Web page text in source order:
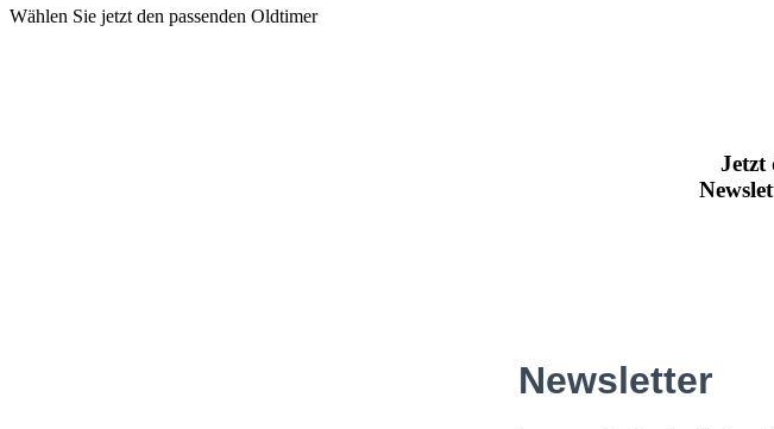
Wählen Sie jetzt den passenden Oldtimer
Jetzt